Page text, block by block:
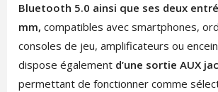
Bluetooth 5.0 ainsi que ses deux
mm, compatibles avec smartphones,
consoles de jeu, amplificateurs ou
dispose également d’une sortie AUX
permettant de fonctionner comme